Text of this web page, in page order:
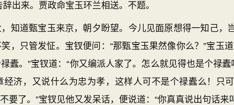
出来。贾政命宝玉环兰相送。不题。
道甄宝玉来京，朝夕盼望。今儿见面原想得一知己，
，只管发怔。宝钗便问：“那甄宝玉果然像你么？”宝玉
蠹。”宝钗道：“你又编派人家了。怎么就见得也是个禄
济，又说什么为忠为孝，这样人可不是个禄蠹么！只
要了。”宝钗见他又发呆话，便说道：“你真真说出句话来